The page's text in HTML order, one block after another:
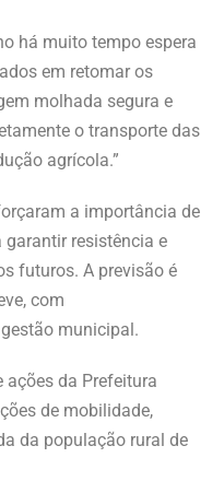
há muito tempo espera
em retomar os
molhada segura e
o transporte das
agrícola.”
a importância de
resistência e
futuros. A previsão é
com
municipal.
da Prefeitura
de mobilidade,
da população rural de